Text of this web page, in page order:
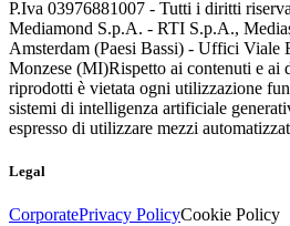
P.Iva 03976881007 - Tutti i diritti
Mediamond S.p.A. - RTI S.p.A.,
Amsterdam (Paesi Bassi) - Uffici Viale
Monzese (MI)Rispetto ai contenuti e ai
riprodotti è vietata ogni utilizzazione
sistemi di intelligenza artificiale
espresso di utilizzare mezzi
Legal
CorporatePrivacy PolicyCookie Policy